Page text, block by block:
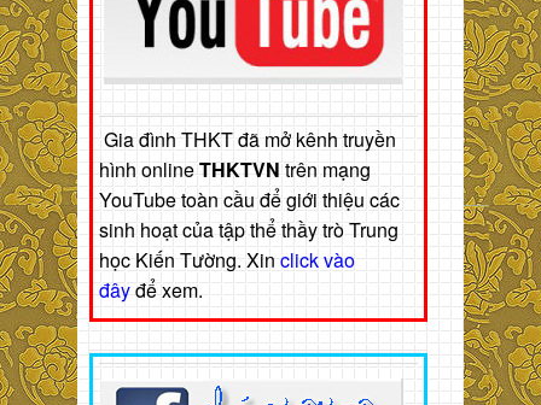
Gia đình THKT đã mở kênh truyền
hình onlineTHKTVN trên mạng
YouTube toàn cầu để giới thiệu các
sinh hoạt của tập thể thầy trò Trung
học Kiến Tường. Xin click vào
đâyđể xem.